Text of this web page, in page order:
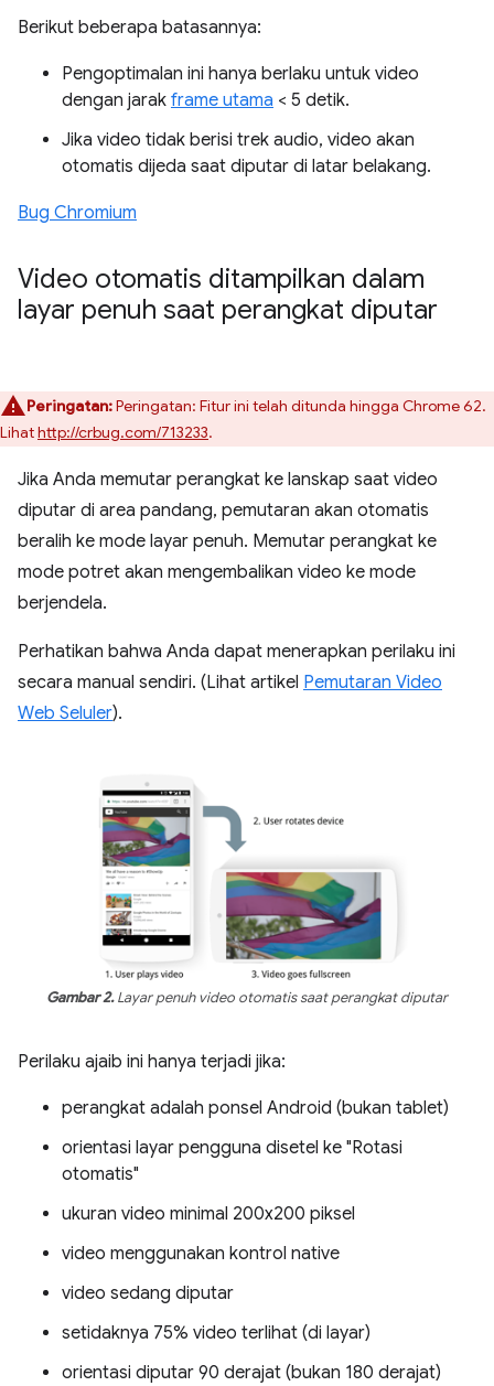
Berikut beberapa batasannya:
Pengoptimalan ini hanya berlaku untuk video
dengan jarak frame utama < 5 detik.
Jika video tidak berisi trek audio, video akan
otomatis dijeda saat diputar di latar belakang.
Bug Chromium
Video otomatis ditampilkan dalam
layar penuh saat perangkat diputar
Peringatan:Peringatan: Fitur ini telah ditunda hingga Chrome 62.
Lihathttp://crbug.com/713233.
Jika Anda memutar perangkat ke lanskap saat video
diputar di area pandang, pemutaran akan otomatis
beralih ke mode layar penuh. Memutar perangkat ke
mode potret akan mengembalikan video ke mode
berjendela.
Perhatikan bahwa Anda dapat menerapkan perilaku ini
secara manual sendiri. (Lihat artikel Pemutaran Video
Web Seluler).
Gambar 2.Layar penuh video otomatis saat perangkat diputar
Perilaku ajaib ini hanya terjadi jika:
perangkat adalah ponsel Android (bukan tablet)
orientasi layar pengguna disetel ke "Rotasi
otomatis"
ukuran video minimal 200x200 piksel
video menggunakan kontrol native
video sedang diputar
setidaknya 75% video terlihat (di layar)
orientasi diputar 90 derajat (bukan 180 derajat)